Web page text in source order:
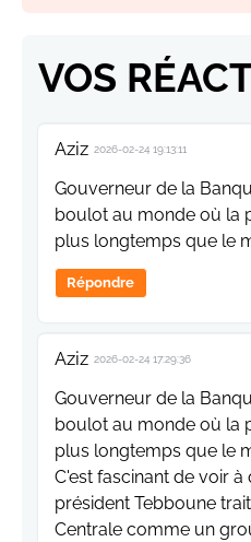
VOS
Aziz 2026-02-24 19:13:11
Gouverneur de la
boulot au monde où la
plus longtemps que le
Répondre
Aziz 2026-02-24 17:29:36
Gouverneur de la
boulot au monde où la
plus longtemps que le
C'est fascinant de voir à
président Tebboune
Centrale comme un